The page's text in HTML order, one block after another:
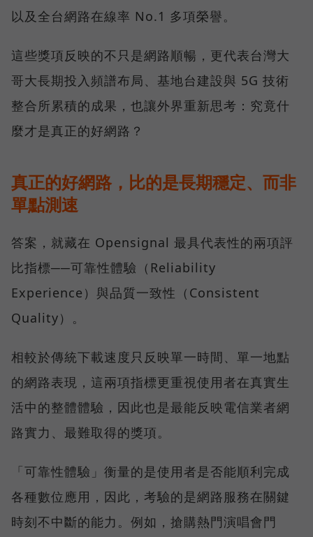
以及全台網路在線率 No.1 多項榮譽。
這些獎項反映的不只是網路順暢，更代表台灣大
哥大長期投入頻譜布局、基地台建設與 5G 技術
整合所累積的成果，也讓外界重新思考：究竟什
麼才是真正的好網路？
真正的好網路，比的是長期穩定、而非
單點測速
答案，就藏在 Opensignal 最具代表性的兩項評
比指標──可靠性體驗（Reliability
Experience）與品質一致性（Consistent
Quality）。
相較於傳統下載速度只反映單一時間、單一地點
的網路表現，這兩項指標更重視使用者在真實生
活中的整體體驗，因此也是最能反映電信業者網
路實力、最難取得的獎項。
「可靠性體驗」衡量的是使用者是否能順利完成
各種數位應用，因此，考驗的是網路服務在關鍵
時刻不中斷的能力。例如，搶購熱門演唱會門